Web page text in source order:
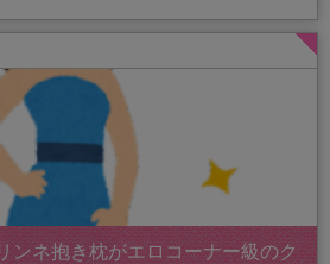
ンネ抱き枕がエロコーナー級のク